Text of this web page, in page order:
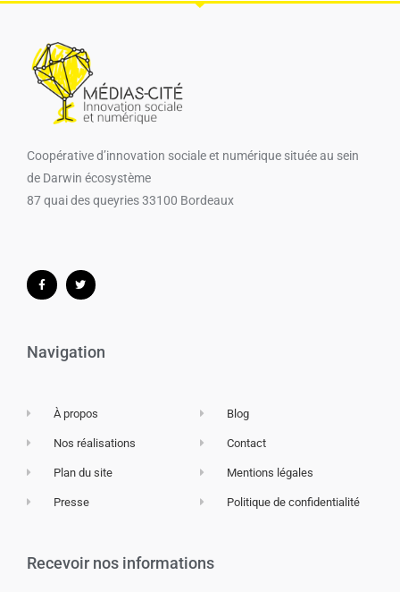
Coopérative d’innovation sociale et numérique​ située au sein
de Darwin écosystème
87 quai des queyries 33100 Bordeaux
Navigation
À propos
Nos réalisations
Plan du site
Presse
Blog
Contact
Mentions légales
Politique de confidentialité
Recevoir nos informations